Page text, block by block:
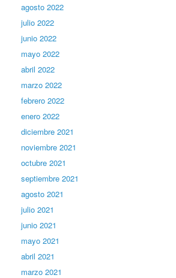
agosto 2022
julio 2022
junio 2022
mayo 2022
abril 2022
marzo 2022
febrero 2022
enero 2022
diciembre 2021
noviembre 2021
octubre 2021
septiembre 2021
agosto 2021
julio 2021
junio 2021
mayo 2021
abril 2021
marzo 2021